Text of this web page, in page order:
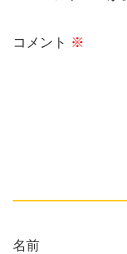
コメント ※
名前